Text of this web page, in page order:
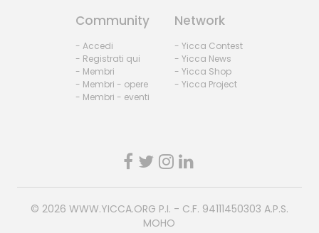
Community
- Accedi
- Registrati qui
- Membri
- Membri - opere
- Membri - eventi
Network
- Yicca Contest
- Yicca News
- Yicca Shop
- Yicca Project
© 2026 WWW.YICCA.ORG P.I. - C.F. 94111450303 A.P.S.
MOHO